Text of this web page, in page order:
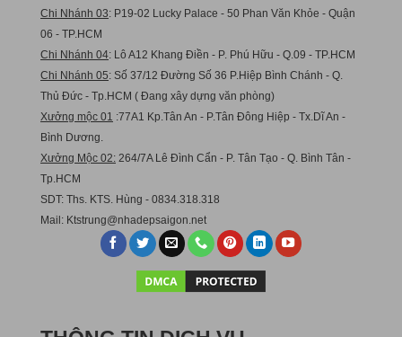
Chi Nhánh 03: P19-02 Lucky Palace - 50 Phan Văn Khỏe - Quận
06 - TP.HCM
Chi Nhánh 04: Lô A12 Khang Điền - P. Phú Hữu - Q.09 - TP.HCM
Chi Nhánh 05: Số 37/12 Đường Số 36 P.Hiệp Bình Chánh - Q.
Thủ Đức - Tp.HCM ( Đang xây dựng văn phòng)
Xưởng mộc 01 :77A1 Kp.Tân An - P.Tân Đông Hiệp - Tx.Dĩ An -
Bình Dương.
Xưởng Mộc 02: 264/7A Lê Đình Cẩn - P. Tân Tạo - Q. Bình Tân -
Tp.HCM
SDT: Ths. KTS. Hùng - 0834.318.318
Mail: Ktstrung@nhadepsaigon.net